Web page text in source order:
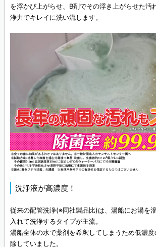
を浮かび上がらせ、B剤でその浮き上がらせた汚
浄力でキレイに洗い流します。
洗浄液が高濃度！
従来の配管洗浄(※同社製品比)は、湯船にお湯を
入れて洗浄するタイプが主流。
湯船全体の水で薬剤を希釈してしまうため低濃
除していました。